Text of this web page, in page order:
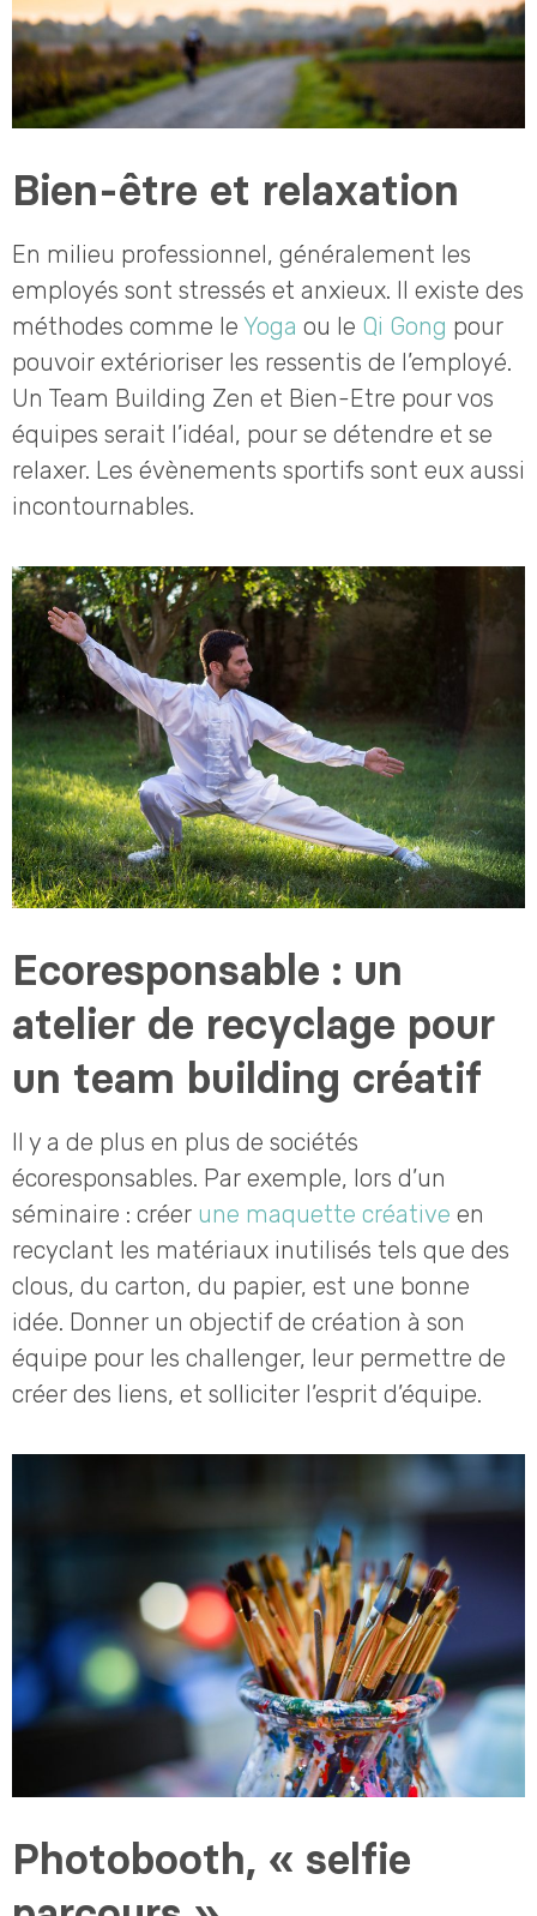
Bien-être et relaxation
En milieu professionnel, généralement les
employés sont stressés et anxieux. Il existe des
méthodes comme le Yoga ou le Qi Gong pour
pouvoir extérioriser les ressentis de l’employé.
Un Team Building Zen et Bien-Etre pour vos
équipes serait l’idéal, pour se détendre et se
relaxer. Les évènements sportifs sont eux aussi
incontournables.
Ecoresponsable : un
atelier de recyclage pour
un team building créatif
Il y a de plus en plus de sociétés
écoresponsables. Par exemple, lors d’un
séminaire : créer une maquette créative en
recyclant les matériaux inutilisés tels que des
clous, du carton, du papier, est une bonne
idée. Donner un objectif de création à son
équipe pour les challenger, leur permettre de
créer des liens, et solliciter l’esprit d’équipe.
Photobooth, « selfie